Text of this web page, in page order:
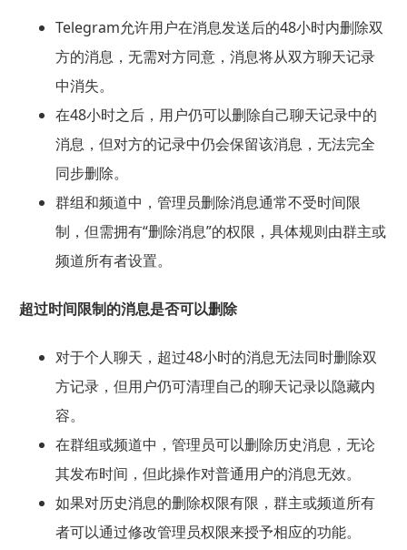
Telegram允许用户在消息发送后的48小时内删除双
方的消息，无需对方同意，消息将从双方聊天记录
中消失。
在48小时之后，用户仍可以删除自己聊天记录中的
消息，但对方的记录中仍会保留该消息，无法完全
同步删除。
群组和频道中，管理员删除消息通常不受时间限
制，但需拥有“删除消息”的权限，具体规则由群主或
频道所有者设置。
超过时间限制的消息是否可以删除
对于个人聊天，超过48小时的消息无法同时删除双
方记录，但用户仍可清理自己的聊天记录以隐藏内
容。
在群组或频道中，管理员可以删除历史消息，无论
其发布时间，但此操作对普通用户的消息无效。
如果对历史消息的删除权限有限，群主或频道所有
者可以通过修改管理员权限来授予相应的功能。